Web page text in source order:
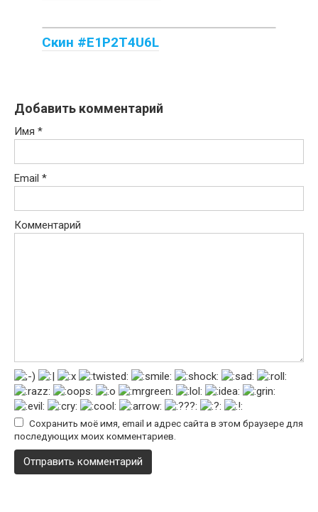
Скин #E1P2T4U6L
Добавить комментарий
Имя *
Email *
Комментарий
Сохранить моё имя, email и адрес сайта в этом браузере для
последующих моих комментариев.